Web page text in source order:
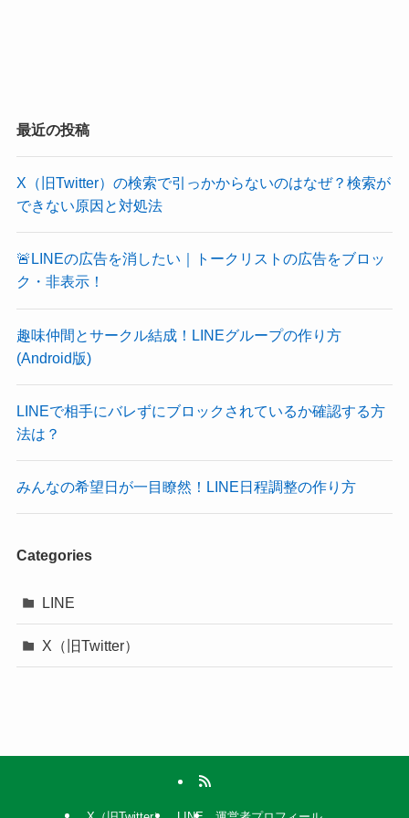
最近の投稿
X（旧Twitter）の検索で引っかからないのはなぜ？検索が
できない原因と対処法
🚨LINEの広告を消したい｜トークリストの広告をブロッ
ク・非表示！
趣味仲間とサークル結成！LINEグループの作り方
(Android版)
LINEで相手にバレずにブロックされているか確認する方
法は？
みんなの希望日が一目瞭然！LINE日程調整の作り方
Categories
LINE
X（旧Twitter）